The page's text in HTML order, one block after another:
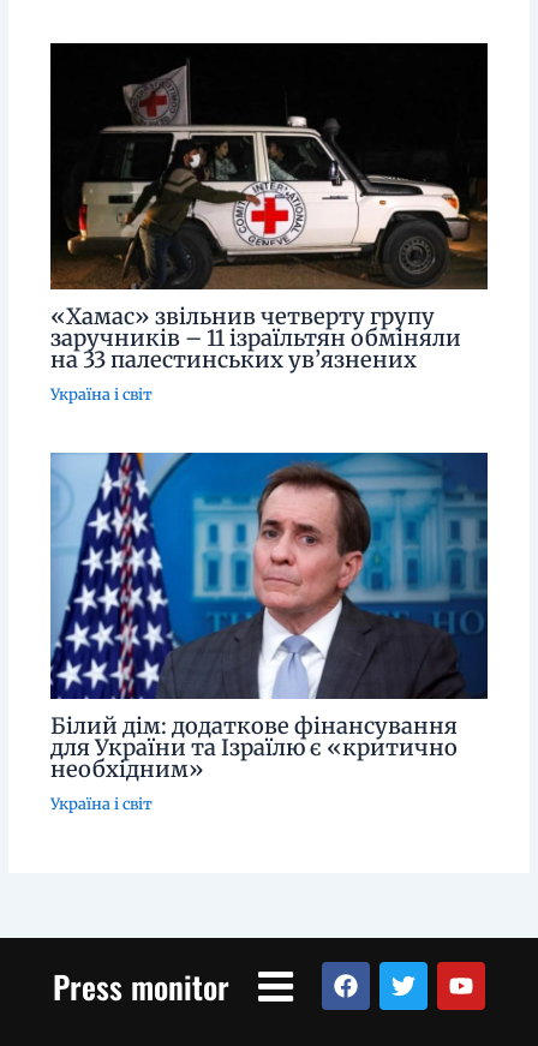
«Хамас» звільнив четверту групу
заручників – 11 ізраїльтян обміняли
на 33 палестинських ув’язнених
Україна і світ
Білий дім: додаткове фінансування
для України та Ізраїлю є «критично
необхідним»
Україна і світ
Press monitor Menu
F
a
T
w
Y
o